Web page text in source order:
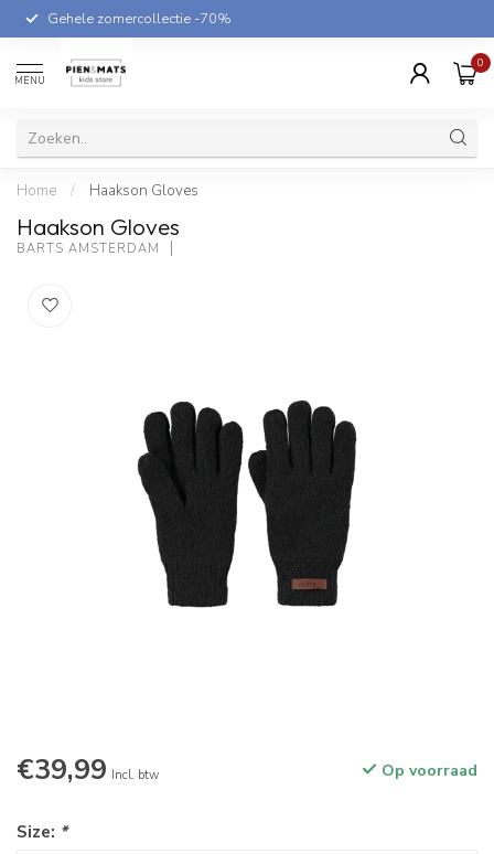
Gehele zomercollectie -70%
MENU
0
Home / Haakson Gloves
Haakson Gloves
BARTS AMSTERDAM
€39,99 Incl. btw Op voorraad
Size: *